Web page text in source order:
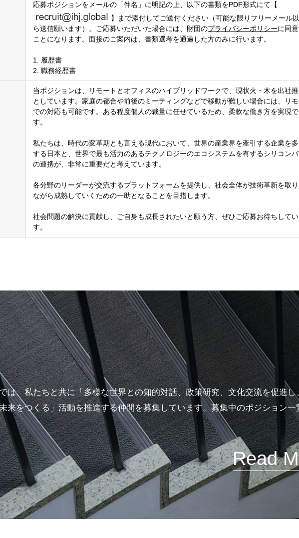
応募ポジションをメールの「件名」に明記の上、以下の書類をPDF形式にて【
】まで添付してご送付ください（可能な限りフリーメール
ら送信願います）。ご応募いただいた場合には、財団のプライバシーポリシーに同
ことになります。面接のご案内は、書類選考を通過した方のみに行います。
1. 履歴書
2. 職務経歴書
当ポジションは、リモートとオフィスのハイブリッドワークで、現状火・木を出社
としています。家庭の都合や前後のミーティングなどで移動が難しい場合には、リモ
での対応も可能です。ある程度個人の裁量に任せているため、柔軟な働き方を実現で
す。
私たちは、時代の変革期とも言える現代において、世界の産業界を牽引する企業を
する日本と、世界で最も活力のあるテクノロジーのエコシステムを有するシリコン
の連携が、非常に重要だと考えています。
各分野のリーダーが交流するプラットフォームを提供し、社会全体が技術革新を取
ながら成熟していくための一助となることを目指します。
社会問題の解決に貢献し、ご自身も成長されたいと願う方、ぜひご応募お待ちしてい
す。
は、私たちと共に「多様な世界との知的対話、政策研究、文化交流を促進し
来をつくる」活動を推進する仲間を募集しています。募集中のポジション一
Read